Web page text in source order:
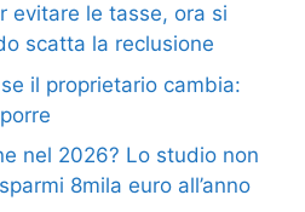
evitare le tasse, ora si
scatta la reclusione
il proprietario cambia:
nel 2026? Lo studio non
8mila euro all’anno